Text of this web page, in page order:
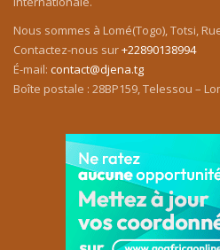
Nous sommes à Lomé(Togo), Totsi,
Contactez-nous sur+22890138994
É-mail: contact@djena.tg
Boîte postale : 28BP159, Telessou –